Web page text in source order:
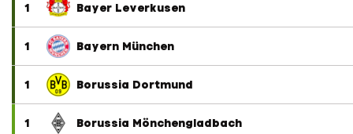
1 Bayer Leverkusen
1 Bayern München
1 Borussia Dortmund
1 Borussia Mönchengladbach